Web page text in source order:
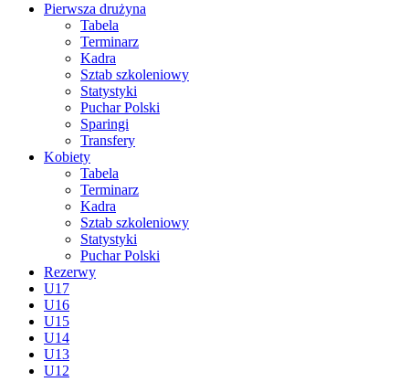
Pierwsza drużyna
Tabela
Terminarz
Kadra
Sztab szkoleniowy
Statystyki
Puchar Polski
Sparingi
Transfery
Kobiety
Tabela
Terminarz
Kadra
Sztab szkoleniowy
Statystyki
Puchar Polski
Rezerwy
U17
U16
U15
U14
U13
U12